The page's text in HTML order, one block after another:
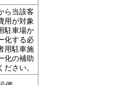
ら当該客
用が対象
駐車場か
化する必
用駐車施
化の補助
さい。